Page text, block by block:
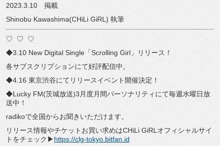
2023.3.10 掲載
Shinobu Kawashima(CHiLi GiRL) 執筆
♡ ♡
♡
◆3.10 New Digital Single「Scrolling Girl」リリース！
各サブスクリプションにて好評配信中。
◆4.16 東京渋谷にてリリースイベント開催決定！
◆Lucky FM(茨城放送)3月度月間パーソナリティにて毎週水曜日放
送中！
radikoで全国からお聞きいただけます。
リリース情報やチケットお買い求めはCHiLi GiRLオフィシャルサイ
トをチェック▶︎ https://clg-tokyo.bitfan.id